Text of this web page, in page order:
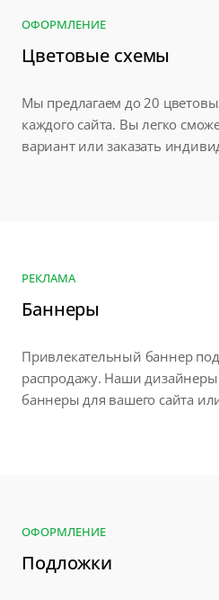
ОФОРМЛЕНИЕ
Цветовые схемы
Мы предлагаем до 20
каждого сайта. Вы легко
вариант или заказать
РЕКЛАМА
Баннеры
Привлекательный баннер
распродажу. Наши дизайнеры
баннеры для вашего сайта
ОФОРМЛЕНИЕ
Подложки